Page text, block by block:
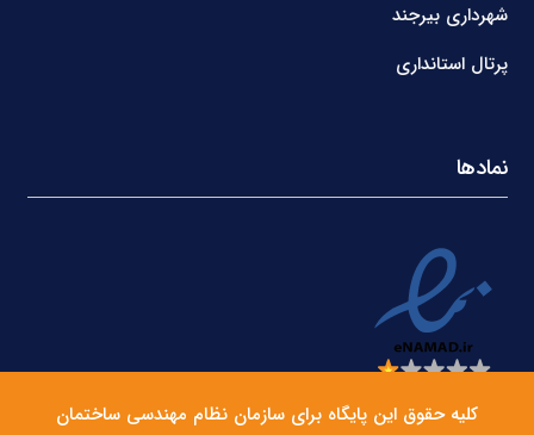
شهرداری بیرجند
پرتال استانداری
نمادها
کلیه حقوق این پایگاه برای سازمان نظام مهندسی ساختمان